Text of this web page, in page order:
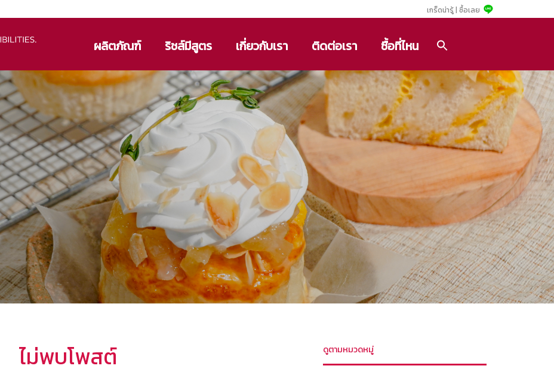
เกร็ดน่ารู้ | ซื้อเลย
ผลิตภัณฑ์ ริชส์มีสูตร เกี่ยวกับเรา ติดต่อเรา ซื้อที่ไหน
ไม่พบโพสต์ ดูตามหมวดหมู่